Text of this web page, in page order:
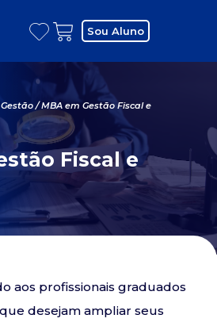
Sou Aluno
Gestão/ MBA em Gestão Fiscal e
Fiscal e
aos profissionais graduados
desejam ampliar seus